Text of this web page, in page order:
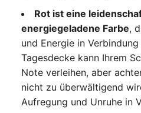
Rot ist eine
energiegeladene Farbe,
und Energie in
Tagesdecke kann Ihrem
Note verleihen, aber
nicht zu überwältigend
Aufregung und Unruhe in